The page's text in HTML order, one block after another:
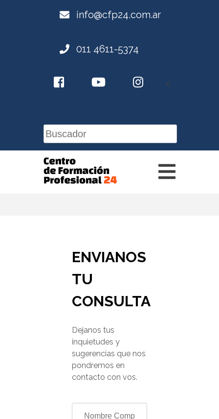
info@cfp24.com.ar
011 4611-5374
<
ENVIANOS
TU
CONSULTA
Dejanos tus
inquietudes y
sugerencias que nos
pondremos en
contacto con vos.